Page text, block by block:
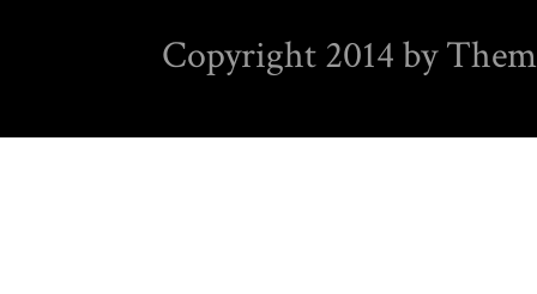
Copyright 2014 by